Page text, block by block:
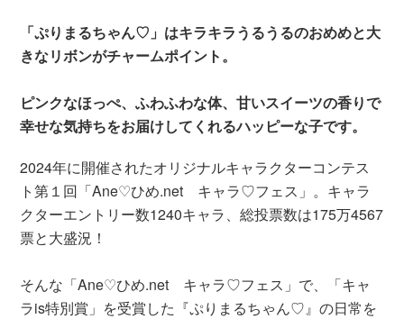
「ぷりまるちゃん♡」はキラキラうるうるのおめめと大
きなリボンがチャームポイント。
ピンクなほっぺ、ふわふわな体、甘いスイーツの香りで
幸せな気持ちをお届けしてくれるハッピーな子です。
2024年に開催されたオリジナルキャラクターコンテス
ト第１回「Ane♡ひめ.net キャラ♡フェス」。キャラ
クターエントリー数1240キャラ、総投票数は175万4567
票と大盛況！
そんな「Ane♡ひめ.net キャラ♡フェス」で、「キャ
ラis特別賞」を受賞した『ぷりまるちゃん♡』の日常を